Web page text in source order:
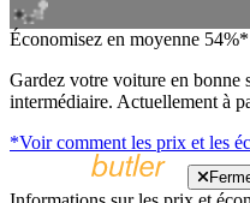
Économisez en moyenne 54%*
Gardez votre voiture en bonne
intermédiaire. Actuellement à
*Voir comment les prix et les